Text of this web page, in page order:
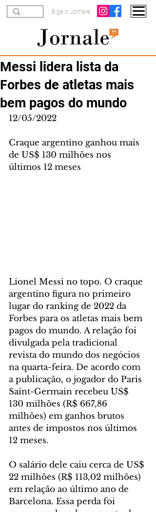
Siga o Jornale
Messi lidera lista da
Forbes de atletas mais
bem pagos do mundo
12/05/2022
Craque argentino ganhou mais
de US$ 130 milhões nos
últimos 12 meses
Lionel Messi no topo. O craque
argentino figura no primeiro
lugar do ranking de 2022 da
Forbes para os atletas mais bem
pagos do mundo. A relação foi
divulgada pela tradicional
revista do mundo dos negócios
na quarta-feira. De acordo com
a publicação, o jogador do Paris
Saint-Germain recebeu US$
130 milhões (R$ 667,86
milhões) em ganhos brutos
antes de impostos nos últimos
12 meses.
O salário dele caiu cerca de US$
22 milhões (R$ 113,02 milhões)
em relação ao último ano de
Barcelona. Essa perda foi